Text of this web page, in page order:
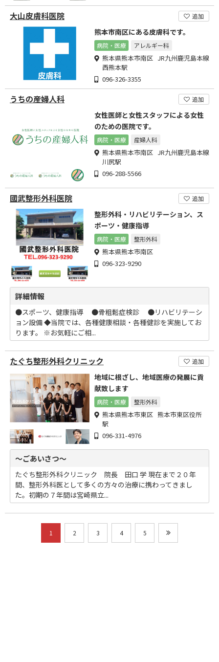
大山皮膚科医院 追加
熊本市南区にある皮膚科です。
病院・医療 アレルギー科
熊本県熊本市南区 JR九州鹿児島本線
西熊本駅
096-326-3355
うちの産婦人科 追加
女性医師と女性スタッフによる女性
のための医院です。
病院・医療 産婦人科
熊本県熊本市南区 JR九州鹿児島本線
川尻駅
096-288-5566
國武整形外科医院 追加
整形外科・リハビリテーション、ス
ポーツ・健康指導
病院・医療 整形外科
熊本県熊本市南区
096-323-9290
詳細情報
●スポーツ、健康指導 ●骨粗鬆症検診 ●リハビリテーシ
ョン設備 ◆当院では、各種健康相談・各種健診を実施してお
ります。 ※お気軽にご相...
たぐち整形外科クリニック 追加
地域に根ざし、地域医療の発展に貢
献致します
病院・医療 整形外科
熊本県熊本市東区 熊本市東区役所
駅
096-331-4976
～ごあいさつ～
たぐち整形外科クリニック 院長 田口 学 現在まで２０年
間、整形外科医として多くの方々の治療に携わってきまし
た。初期の７年間は宮崎県立...
1 2 3 4 5